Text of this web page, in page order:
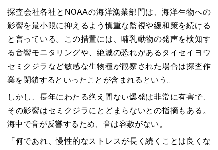
探査会社各社とNOAAの海洋漁業部門は、海洋生物への
影響を最小限に抑えるよう慎重な監視や緩和策を続ける
と言っている。この措置には、哺乳動物の発声を検知す
る音響モニタリングや、絶滅の恐れがあるタイセイヨウ
セミクジラなど敏感な生物種が観察された場合は探査作
業を閉鎖するといったことが含まれるという。
しかし、長年にわたる絶え間ない爆発は非常に有害で、
その影響はセミクジラにとどまらないとの指摘もある。
海中で音が反響するため、音は容赦がない。
「何であれ、慢性的なストレスが長く続くことは良くな